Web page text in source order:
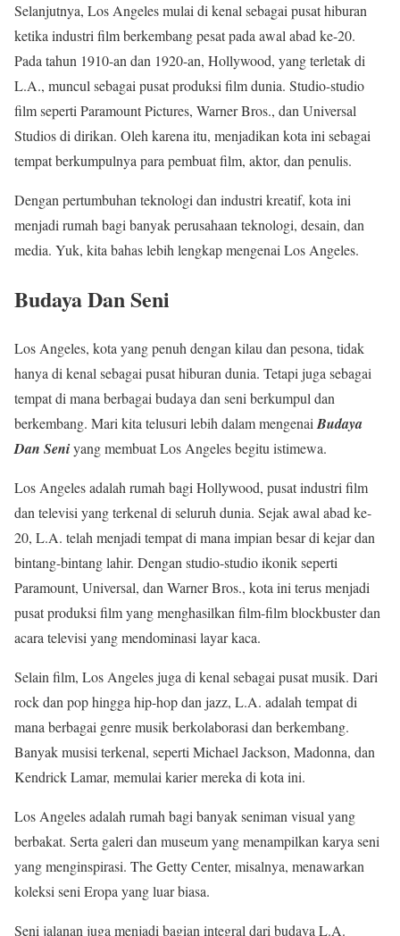
Selanjutnya, Los Angeles mulai di kenal sebagai pusat hiburan
ketika industri film berkembang pesat pada awal abad ke-20.
Pada tahun 1910-an dan 1920-an, Hollywood, yang terletak di
L.A., muncul sebagai pusat produksi film dunia. Studio-studio
film seperti Paramount Pictures, Warner Bros., dan Universal
Studios di dirikan. Oleh karena itu, menjadikan kota ini sebagai
tempat berkumpulnya para pembuat film, aktor, dan penulis.
Dengan pertumbuhan teknologi dan industri kreatif, kota ini
menjadi rumah bagi banyak perusahaan teknologi, desain, dan
media. Yuk, kita bahas lebih lengkap mengenai Los Angeles.
Budaya Dan Seni
Los Angeles, kota yang penuh dengan kilau dan pesona, tidak
hanya di kenal sebagai pusat hiburan dunia. Tetapi juga sebagai
tempat di mana berbagai budaya dan seni berkumpul dan
berkembang. Mari kita telusuri lebih dalam mengenai Budaya
Dan Seniyang membuat Los Angeles begitu istimewa.
Los Angeles adalah rumah bagi Hollywood, pusat industri film
dan televisi yang terkenal di seluruh dunia. Sejak awal abad ke-
20, L.A. telah menjadi tempat di mana impian besar di kejar dan
bintang-bintang lahir. Dengan studio-studio ikonik seperti
Paramount, Universal, dan Warner Bros., kota ini terus menjadi
pusat produksi film yang menghasilkan film-film blockbuster dan
acara televisi yang mendominasi layar kaca.
Selain film, Los Angeles juga di kenal sebagai pusat musik. Dari
rock dan pop hingga hip-hop dan jazz, L.A. adalah tempat di
mana berbagai genre musik berkolaborasi dan berkembang.
Banyak musisi terkenal, seperti Michael Jackson, Madonna, dan
Kendrick Lamar, memulai karier mereka di kota ini.
Los Angeles adalah rumah bagi banyak seniman visual yang
berbakat. Serta galeri dan museum yang menampilkan karya seni
yang menginspirasi. The Getty Center, misalnya, menawarkan
koleksi seni Eropa yang luar biasa.
Seni jalanan juga menjadi bagian integral dari budaya L.A.